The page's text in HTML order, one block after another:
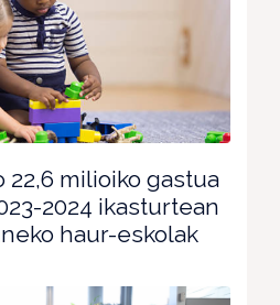
22,6 milioiko gastua
2024 ikasturtean
haur-eskolak